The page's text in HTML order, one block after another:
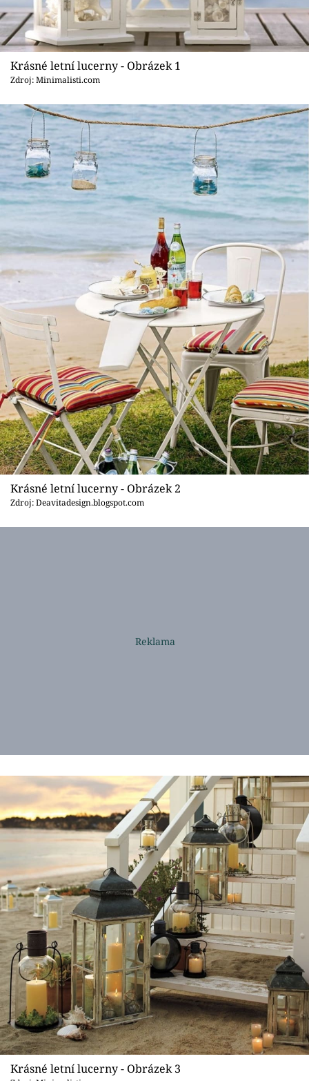
Přihlášení
Krásné letní lucerny - Obrázek 1
Zdroj: Minimalisti.com
Krásné letní lucerny - Obrázek 2
Zdroj: Deavitadesign.blogspot.com
Krásné letní lucerny - Obrázek 3